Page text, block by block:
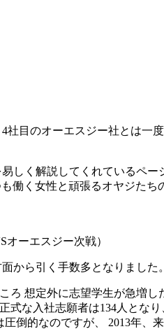
目のオーエスジー社とは一
しく解説してくれているペー
働く女性と頑張るオヤジたち
オーエスジー次戦）
から引く手数多となりました
ろ 想定外に志望学生が急増
式な入社志願者は134人とな
倒的なのですが、 2013年、